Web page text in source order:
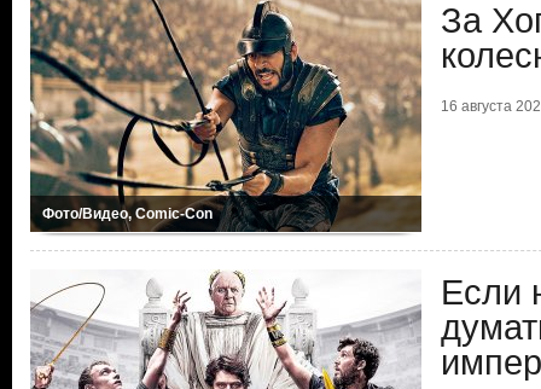
Фото/Видео, Comic-Con
За
16 августа
Если